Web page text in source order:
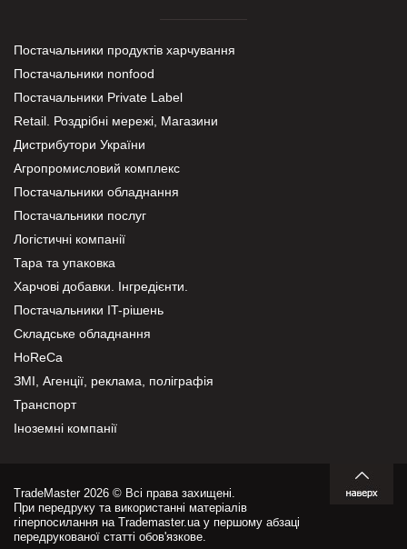
Постачальники продуктів харчування
Постачальники nonfood
Постачальники Private Label
Retail. Роздрібні мережі, Магазини
Дистрибутори України
Агропромисловий комплекс
Постачальники обладнання
Постачальники послуг
Логістичні компанії
Тара та упаковка
Харчові добавки. Інгредієнти.
Постачальники IT-рішень
Складське обладнання
HoReCa
ЗМІ, Агенції, реклама, поліграфія
Транспорт
Іноземні компанії
TradeMaster 2026 © Всі права захищені.
При передруку та використанні матеріалів
гіперпосилання на Trademaster.ua у першому абзаці
передрукованої статті обов'язкове.